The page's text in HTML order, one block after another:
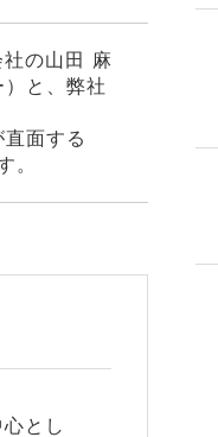
の山田 麻
と、弊社
面する
。
とし